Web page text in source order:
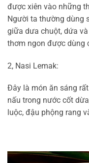
được xiên vào những
Người ta thường dùng
giữa dưa chuột, dứa
thơm ngon được dùng
2, Nasi Lemak:
Đây là món ăn sáng
nấu trong nước cốt
luộc, đậu phộng rang